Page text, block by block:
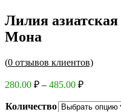
Лилия азиатская
Мона
(0 отзывов клиентов)
280.00 ₽ – 485.00 ₽Диапазон
280.00 ₽
Количество